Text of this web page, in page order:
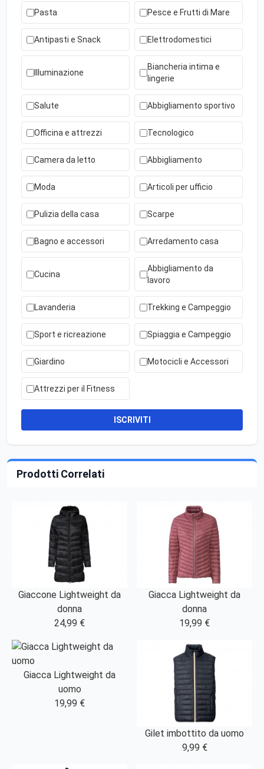
Pasta Pesce e Frutti di Mare
Antipasti e Snack Elettrodomestici
Illuminazione
Biancheria intima e
lingerie
Salute Abbigliamento sportivo
Officina e attrezzi Tecnologico
Camera da letto Abbigliamento
Moda Articoli per ufficio
Pulizia della casa Scarpe
Bagno e accessori Arredamento casa
Cucina
Abbigliamento da
lavoro
Lavanderia Trekking e Campeggio
Sport e ricreazione Spiaggia e Campeggio
Giardino Motocicli e Accessori
Attrezzi per il Fitness
ISCRIVITI
Prodotti Correlati
Giaccone Lightweight da
donna
24,99 €
Giacca Lightweight da
donna
19,99 €
Giacca Lightweight da
uomo
19,99 €
Gilet imbottito da uomo
9,99 €